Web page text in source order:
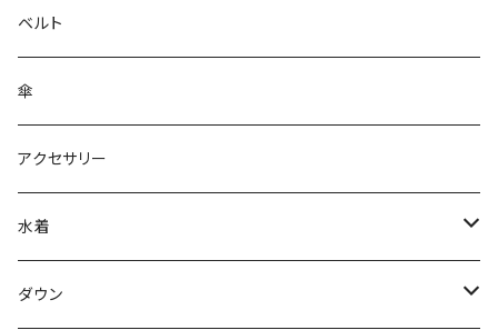
ベルト
傘
アクセサリー
水着
～44/S
ダウン